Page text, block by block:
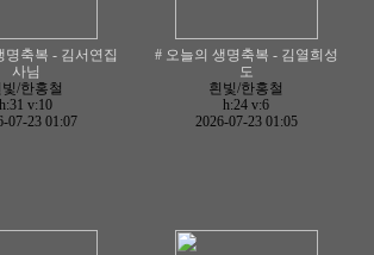
명축복 - 김서연집
사님
빛/한홍철
h:31 v:10
07-23 01:07
# 오늘의 생명축복 - 김열희성
도
흰빛/한홍철
h:24 v:6
2026-07-23 01:05